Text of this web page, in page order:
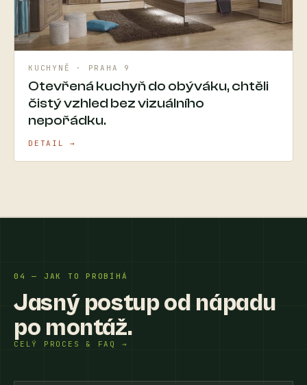
KUCHYNĚ · PRAHA 9
Otevřená kuchyň do obýváku, chtěli
čistý vzhled bez vizuálního
nepořádku.
DETAIL →
04 — JAK TO PROBÍHÁ
Jasný postup od nápadu
po montáž.
CELÝ PROCES & FAQ →